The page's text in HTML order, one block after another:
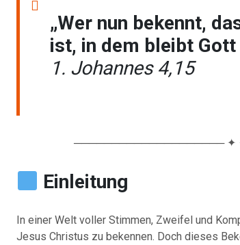
„Wer nun bekennt,
ist, in dem bleibt Gott
1. Johannes 4,15
────────────────────
Einleitung
In einer Welt voller Stimmen, Zweifel und
Jesus Christus zu bekennen. Doch dieses